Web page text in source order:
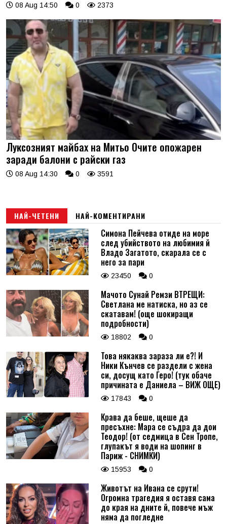
08 Aug 14:50 0 2373
Луксозният майбах на Митьо Очите опожарен
заради балони с райски газ
08 Aug 14:30 0 3591
НАЙ-ЧЕТЕНИ НАЙ-КОМЕНТИРАНИ
Симона Пейчева отиде на море
след убийството на любимия й
Владо Загатото, скарала се с
него за пари
23450 0
Мачото Сунай Ремзи ВТРЕЩИ:
Светлана ме натиска, но аз се
скатавам! (още шокиращи
подробности)
18802 0
Това някаква зараза ли е?! И
Ники Кънчев се раздели с жена
си, досущ като Геро! (тук обаче
причината е Даниела – ВИЖ ОЩЕ)
17843 0
Крава да беше, щеше да
пресъхне: Мара се съдра да дои
Теодор! (от седмица в Сен Тропе,
глупакът я води на шопинг в
Париж - СНИМКИ)
15953 0
Животът на Ивана се срути!
Огромна трагедия я оставя сама
до края на дните й, повече мъж
няма да погледне